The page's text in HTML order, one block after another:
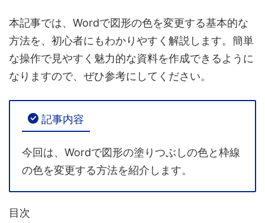
本記事では、Wordで図形の色を変更する基本的な
方法を、初心者にもわかりやすく解説します。簡単
な操作で見やすく魅力的な資料を作成できるように
なりますので、ぜひ参考にしてください。
記事内容
今回は、Wordで図形の塗りつぶしの色と枠線
の色を変更する方法を紹介します。
目次